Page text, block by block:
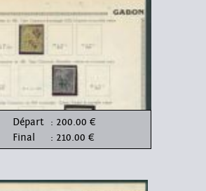
Départ : 200.00 €
Final
: 210.00 €